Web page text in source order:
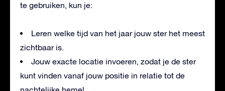
te gebruiken, kun je:
Leren welke tijd van het jaar jouw ster het meest
zichtbaar is.
Jouw exacte locatie invoeren, zodat je de ster
kunt vinden vanaf jouw positie in relatie tot de